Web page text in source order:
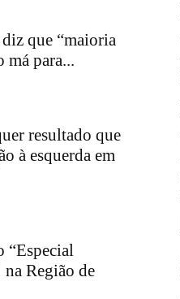
que “maioria
para...
resultado que
à esquerda em
“Especial
Região de